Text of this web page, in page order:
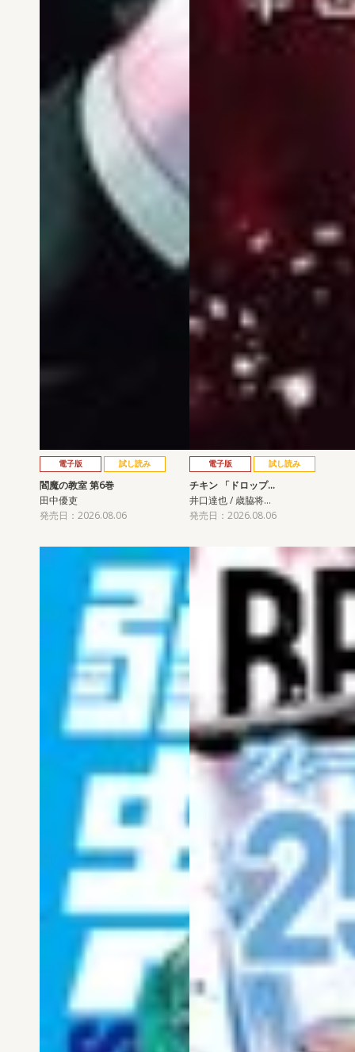
電子版 試し読み
閻魔の教室 第6巻
田中優吏
発売日：2026.08.06
電子版 試し読み
チキン 「ドロップ…
井口達也 / 歳脇将…
発売日：2026.08.06